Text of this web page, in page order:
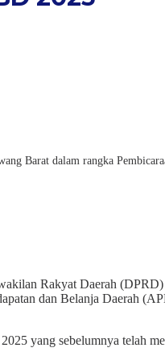
Barat dalam rangka
Rakyat Daerah
dan Belanja Daerah
yang sebelumnya telah